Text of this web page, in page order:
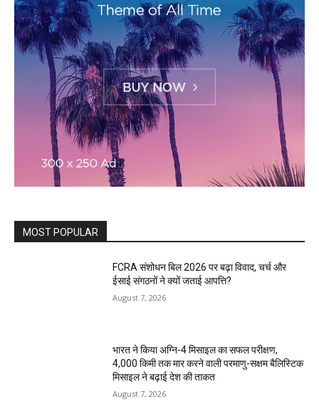
MOST POPULAR
FCRA संशोधन बिल 2026 पर बढ़ा विवाद, चर्च और
ईसाई संगठनों ने क्यों जताई आपत्ति?
August 7, 2026
भारत ने किया अग्नि-4 मिसाइल का सफल परीक्षण,
4,000 किमी तक मार करने वाली परमाणु-सक्षम बैलिस्टिक
मिसाइल ने बढ़ाई देश की ताकत
August 7, 2026